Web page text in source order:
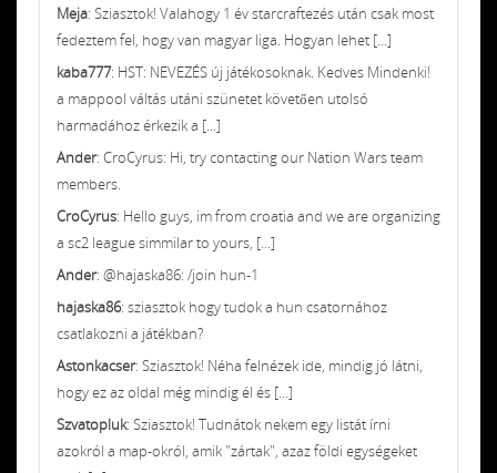
Meja: Sziasztok! Valahogy 1 év starcraftezés után csak most
fedeztem fel, hogy van magyar liga. Hogyan lehet [...]
kaba777: HST: NEVEZÉS új játékosoknak. Kedves Mindenki!
a mappool váltás utáni szünetet követően utolsó
harmadához érkezik a [...]
Ander: CroCyrus: Hi, try contacting our Nation Wars team
members.
CroCyrus: Hello guys, im from croatia and we are organizing
a sc2 league simmilar to yours, [...]
Ander: @hajaska86: /join hun-1
hajaska86: sziasztok hogy tudok a hun csatornához
csatlakozni a játékban?
Astonkacser: Sziasztok! Néha felnézek ide, mindig jó látni,
hogy ez az oldal még mindig él és [...]
Szvatopluk: Sziasztok! Tudnátok nekem egy listát írni
azokról a map-okról, amik "zártak", azaz földi egységeket